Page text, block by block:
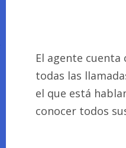
El agente
todas las
el que está
conocer todos